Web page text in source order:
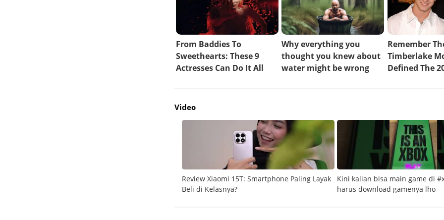
Video
Review Xiaomi 15T: Smartphone Paling Layak
Beli di Kelasnya?
Kini kalian bisa main game di
harus download gamenya lho